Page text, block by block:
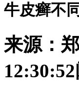
牛皮癣不
来源：
12:30:52